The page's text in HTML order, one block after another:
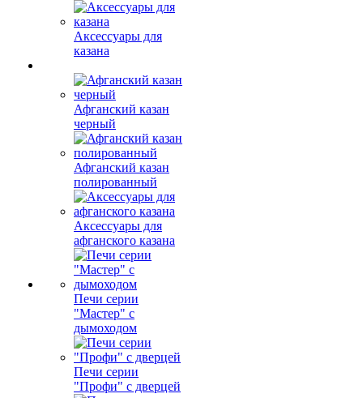
Аксессуары для
казана
Афганский казан
черный
Афганский казан
полированный
Аксессуары для
афганского казана
Печи серии
"Мастер" с
дымоходом
Печи серии
"Профи" с дверцей